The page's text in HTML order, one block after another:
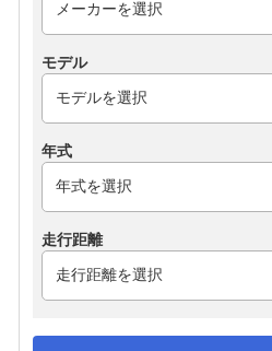
モデル
年式
走行距離